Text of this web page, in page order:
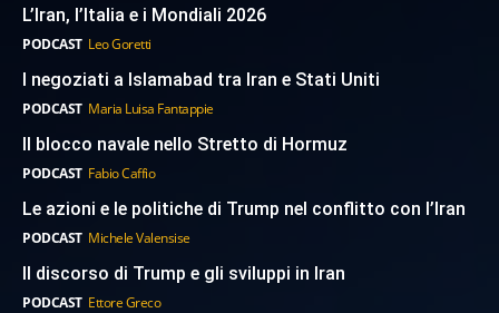
L’Iran, l’Italia e i Mondiali 2026
PODCAST Leo Goretti
I negoziati a Islamabad tra Iran e Stati Uniti
PODCAST Maria Luisa Fantappie
Il blocco navale nello Stretto di Hormuz
PODCAST Fabio Caffio
Le azioni e le politiche di Trump nel conflitto con l’Iran
PODCAST Michele Valensise
Il discorso di Trump e gli sviluppi in Iran
PODCAST Ettore Greco